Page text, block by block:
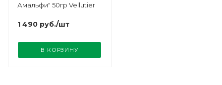
Амальфи" 50гр Vellutier
1 490 руб./шт
В КОРЗИНУ